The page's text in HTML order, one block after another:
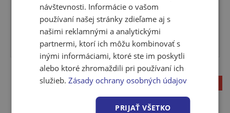
Viac variantov
Viac variantov
Skladom > 100 m2
návštevnosti. Informácie o vašom
používaní našej stránky zdieľame aj s
našimi reklamnými a analytickými
partnermi, ktorí ich môžu kombinovať s
inými informáciami, ktoré ste im poskytli
alebo ktoré zhromaždili pri používaní ich
služieb.Zásady ochrany osobných údajov
PRIJAŤ VŠETKO